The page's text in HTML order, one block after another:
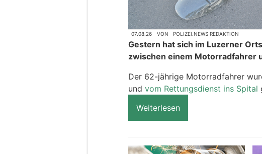
07.08.26 VON POLIZEI.NEWS REDAKTION
Gestern hat sich im Luzerner
zwischen einem Motorradfahrer
Der 62-jährige Motorradfahrer
und vom Rettungsdienst ins Spital
Weiterlesen